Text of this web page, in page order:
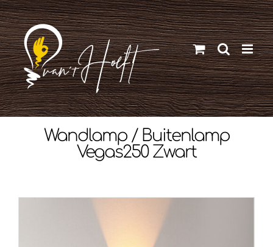
Ga
naar
inhoud
Wandlamp / Buitenlamp
Vegas250 Zwart